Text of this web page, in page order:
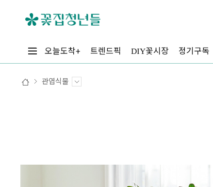
오늘도착+ 트렌드픽 DIY꽃시장 정기구독
관엽식물